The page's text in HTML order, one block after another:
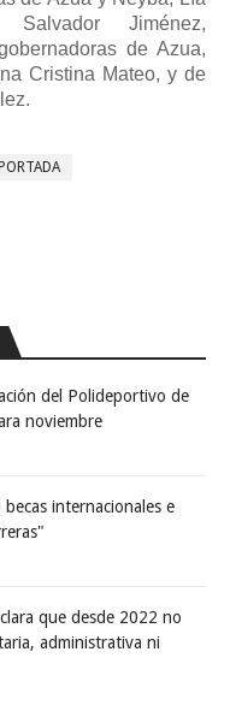
Jiménez,
de Azua,
Cristina Mateo, y de
PORTADA
del Polideportivo de
noviembre
internacionales e
que desde 2022 no
administrativa ni